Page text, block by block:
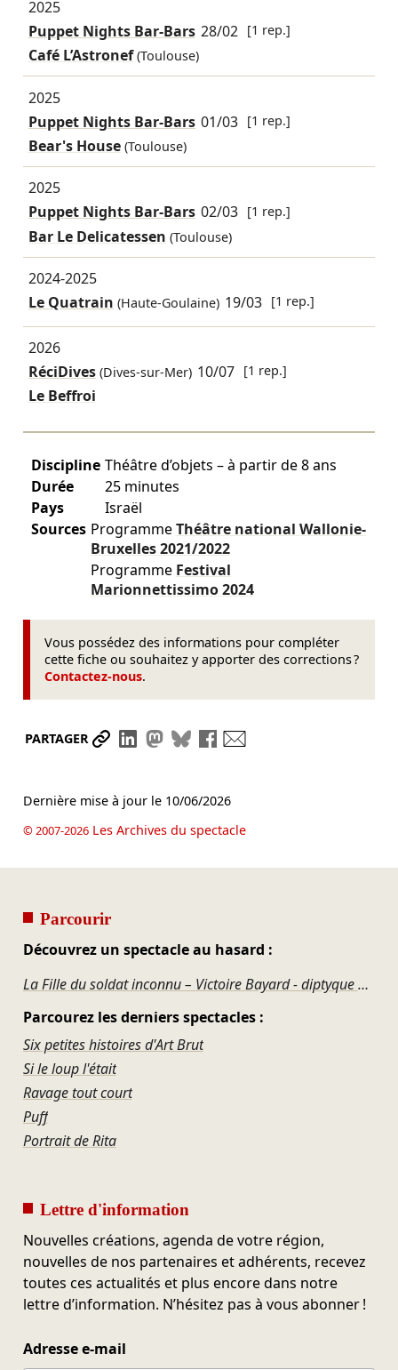
2025
Puppet Nights Bar-Bars 28/02 [1 rep.]
Café L’Astronef (Toulouse)
2025
Puppet Nights Bar-Bars 01/03 [1 rep.]
Bear's House (Toulouse)
2025
Puppet Nights Bar-Bars 02/03 [1 rep.]
Bar Le Delicatessen (Toulouse)
2024-2025
Le Quatrain (Haute-Goulaine) 19/03 [1 rep.]
2026
RéciDives(Dives-sur-Mer) 10/07 [1 rep.]
Le Beffroi
Discipline Théâtre d’objets – à partir de 8 ans
Durée
25 minutes
Pays
Israël
Sources ProgrammeThéâtre national Wallonie-
Bruxelles2021/2022
Programme Festival
Marionnettissimo2024
Vous possédez des informations pour compléter
cette fiche ou souhaitez y apporter des corrections ?
Contactez-nous.
PARTAGER Partager le lien
Partager sur LinkedIn
Partager sur Mastodon
Partager sur Bluesky
Partager sur Facebook
Dernière mise à jour le 10/06/2026
© 2007-2026Les Archives du spectacle
Parcourir
Découvrez un spectacle au hasard :
La Fille du soldat inconnu – Victoire Bayard - diptyque époque 1
Parcourez les derniers spectacles :
Six petites histoires d'Art Brut
Si le loup l'était
Ravage tout court
Puff
Portrait de Rita
Lettre d'information
Nouvelles créations, agenda de votre région,
nouvelles de nos partenaires et adhérents, recevez
toutes ces actualités et plus encore dans notre
lettre d’information. N’hésitez pas à vous abonner !
Adresse e-mail